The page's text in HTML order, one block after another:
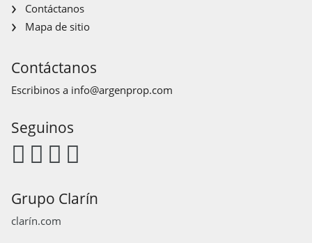
Contáctanos
Mapa de sitio
Contáctanos
Escribinos a info@argenprop.com
Seguinos
Grupo Clarín
clarín.com